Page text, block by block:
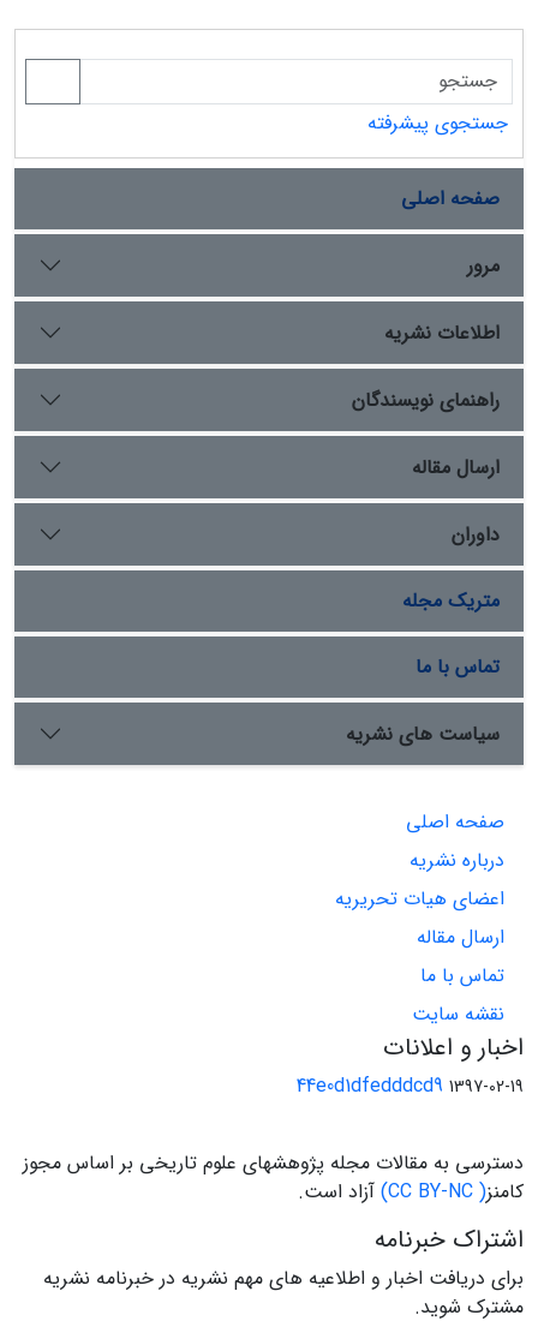
جستجوی پیشرفته
صفحه اصلی
مرور
اطلاعات نشریه
راهنمای نویسندگان
ارسال مقاله
داوران
متریک مجله
تماس با ما
سیاست های نشریه
صفحه اصلی
درباره نشریه
اعضای هیات تحریریه
ارسال مقاله
تماس با ما
نقشه سایت
اخبار و اعلانات
44e0d1dfedddcd9 1397-02-19
دسترسی به مقالات مجله پژوهشهای علوم تاریخی بر اساس مجوز
کامنز( CC BY-NC) آزاد است.
اشتراک خبرنامه
برای دریافت اخبار و اطلاعیه های مهم نشریه در خبرنامه نشریه
مشترک شوید.